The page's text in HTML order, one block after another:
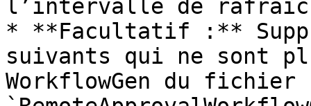
l’intervalle de
* **Facultatif :**
suivants qui ne sont
WorkflowGen du